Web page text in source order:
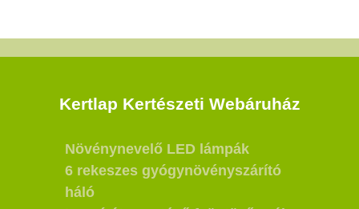
Kertlap Kertészeti Webáruház
Növénynevelő LED lámpák
6 rekeszes gyógynövényszárító
háló